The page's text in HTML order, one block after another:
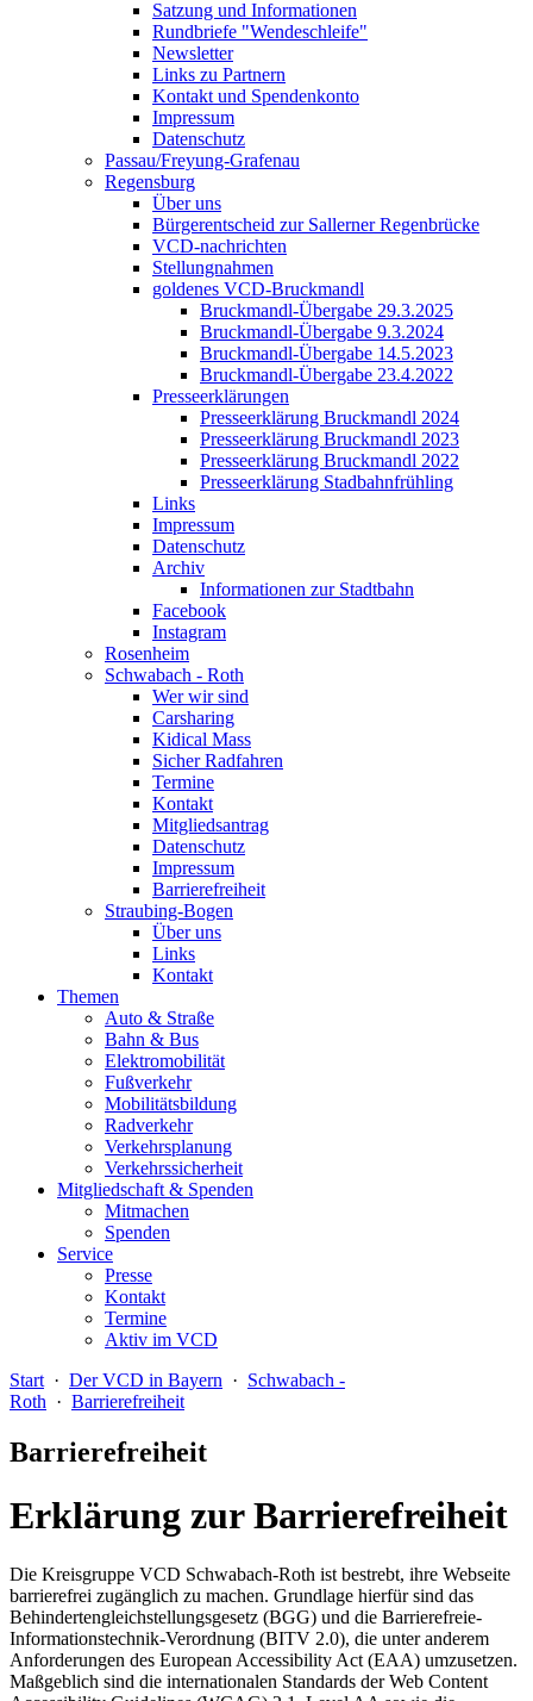
Satzung und Informationen
Rundbriefe "Wendeschleife"
Newsletter
Links zu Partnern
Kontakt und Spendenkonto
Impressum
Datenschutz
Passau/Freyung-Grafenau
Regensburg
Über uns
Bürgerentscheid zur Sallerner Regenbrücke
VCD-nachrichten
Stellungnahmen
goldenes VCD-Bruckmandl
Bruckmandl-Übergabe 29.3.2025
Bruckmandl-Übergabe 9.3.2024
Bruckmandl-Übergabe 14.5.2023
Bruckmandl-Übergabe 23.4.2022
Presseerklärungen
Presseerklärung Bruckmandl 2024
Presseerklärung Bruckmandl 2023
Presseerklärung Bruckmandl 2022
Presseerklärung Stadbahnfrühling
Links
Impressum
Datenschutz
Archiv
Informationen zur Stadtbahn
Facebook
Instagram
Rosenheim
Schwabach - Roth
Wer wir sind
Carsharing
Kidical Mass
Sicher Radfahren
Termine
Kontakt
Mitgliedsantrag
Datenschutz
Impressum
Barrierefreiheit
Straubing-Bogen
Über uns
Links
Kontakt
Themen
Auto & Straße
Bahn & Bus
Elektromobilität
Fußverkehr
Mobilitätsbildung
Radverkehr
Verkehrsplanung
Verkehrssicherheit
Mitgliedschaft & Spenden
Mitmachen
Spenden
Service
Presse
Kontakt
Termine
Aktiv im VCD
Start · Der VCD in Bayern · Schwabach -
Roth · Barrierefreiheit
Barrierefreiheit
Erklärung zur Barrierefreiheit
Die Kreisgruppe VCD Schwabach-Roth ist bestrebt, ihre Webseite
barrierefrei zugänglich zu machen. Grundlage hierfür sind das
Behindertengleichstellungsgesetz (BGG) und die Barrierefreie-
Informationstechnik-Verordnung (BITV 2.0), die unter anderem
Anforderungen des European Accessibility Act (EAA) umzusetzen.
Maßgeblich sind die internationalen Standards der Web Content